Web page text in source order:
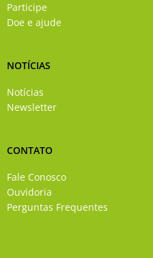
Participe
Doe e ajude
NOTÍCIAS
Notícias
Newsletter
CONTATO
Fale Conosco
Ouvidoria
Perguntas Frequentes